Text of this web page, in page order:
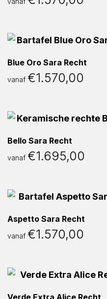
Blue Oro Sara Recht
vanaf €1.570,00
Bello Sara Recht
vanaf €1.695,00
Aspetto Sara Recht
vanaf €1.570,00
Verde Extra Alice Recht